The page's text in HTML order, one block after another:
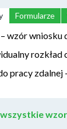
Formularze
wzór wniosku
rozkład
pracy zdalnej